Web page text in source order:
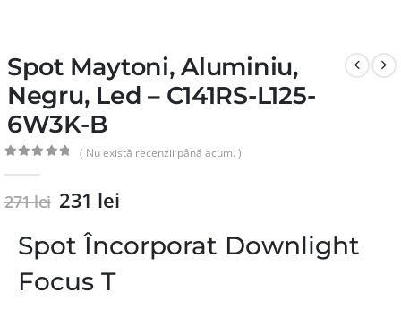
Spot Maytoni, Aluminiu,
Negru, Led – C141RS-L125-
6W3K-B
( Nu există recenzii până acum. )
271lei 231 lei
Spot Încorporat Downlight
Focus T